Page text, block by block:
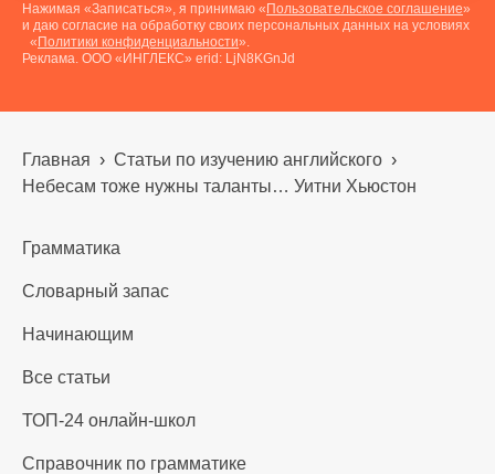
Нажимая «Записаться», я принимаю « Пользовательское соглашение»
и даю согласие на обработку своих персональных данных на условиях
« Политики конфиденциальности».
Реклама. ООО «ИНГЛЕКС» erid: LjN8KGnJd
Главная › Статьи по изучению английского ›
Небесам тоже нужны таланты… Уитни Хьюстон
Грамматика
Словарный запас
Начинающим
Все статьи
ТОП-24 онлайн-школ
Справочник по грамматике